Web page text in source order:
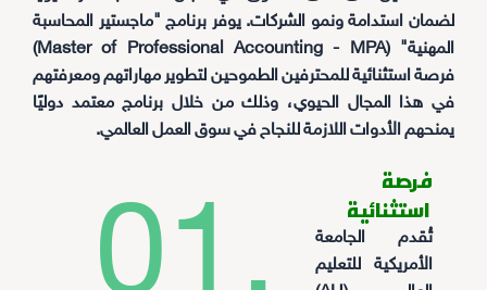
لضمان استدامة ونمو الشركات. يوفر برنامج "ماجستير المحاسبة
المهنية" (Master of Professional Accounting - MPA)
فرصة استثنائية للمحترفين الطموحين لتطوير مهاراتهم ومعرفتهم
في هذا المجال الحيوي، وذلك من خلال برنامج معتمد دوليًا
يمنحهم الأدوات اللازمة للنجاح في سوق العمل العالمي.
فرصة
تُقدم الجامعة
الأمريكية للتعليم